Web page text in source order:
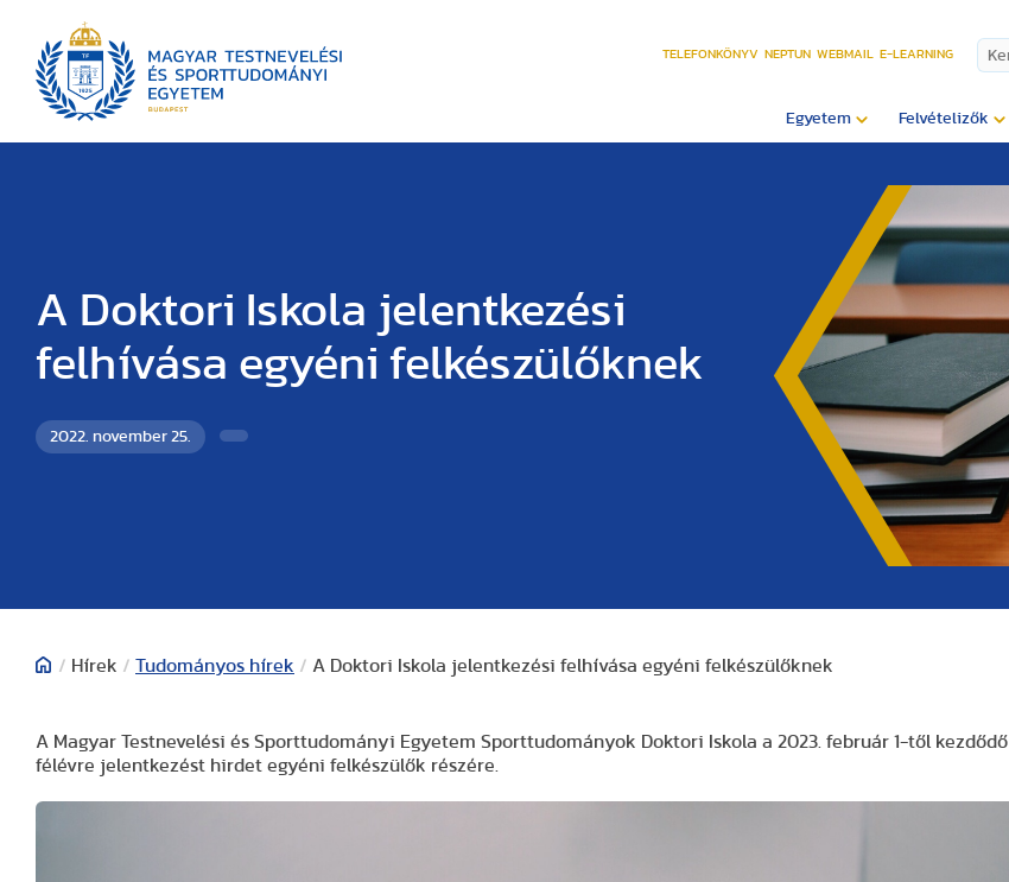
TELEFONKÖNYV NEPTUN WEBMAIL E-LEARNING
Egyetem Felvételizők
A Doktori Iskola jelentkezési
felhívása egyéni felkészülőknek
2022. november 25.
/ Hírek / Tudományos hírek / A Doktori Iskola jelentkezési felhívása egyéni felkészülőknek
A Magyar Testnevelési és Sporttudományi Egyetem Sporttudományok Doktori Iskola a 2023. február 1-től kezdődő
félévre jelentkezést hirdet egyéni felkészülők részére.